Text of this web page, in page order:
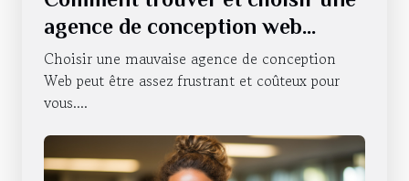
agence de conception web
professionnelle ?
Choisir une mauvaise agence de conception
Web peut être assez frustrant et coûteux pour
vous....